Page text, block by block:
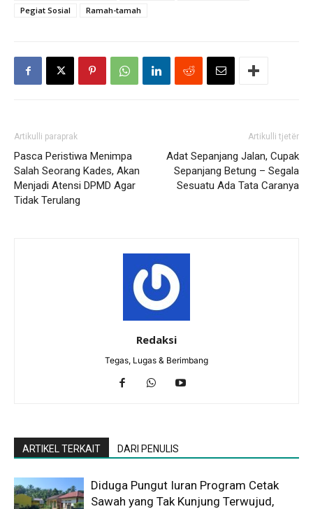
Pegiat Sosial
Ramah-tamah
Artikulli paraprak
Pasca Peristiwa Menimpa
Salah Seorang Kades, Akan
Menjadi Atensi DPMD Agar
Tidak Terulang
Artikulli tjetër
Adat Sepanjang Jalan, Cupak
Sepanjang Betung – Segala
Sesuatu Ada Tata Caranya
Redaksi
Tegas, Lugas & Berimbang
ARTIKEL TERKAIT DARI PENULIS
Diduga Pungut Iuran Program Cetak
Sawah yang Tak Kunjung Terwujud,